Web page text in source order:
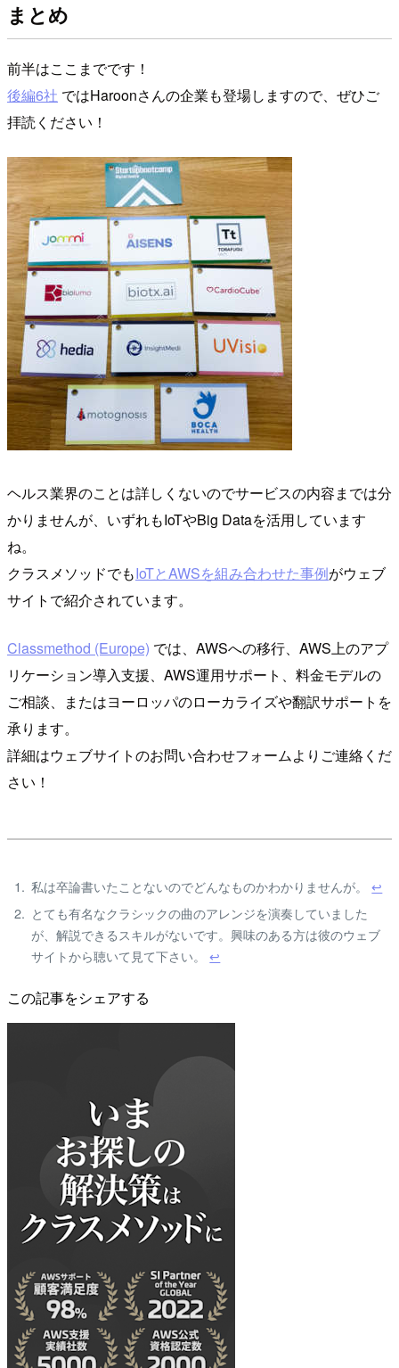
まとめ
前半はここまでです！
後編6社 ではHaroonさんの企業も登場しますので、ぜひご
拝読ください！
ヘルス業界のことは詳しくないのでサービスの内容までは分
かりませんが、いずれもIoTやBig Dataを活用しています
ね。
クラスメソッドでもIoTとAWSを組み合わせた事例がウェブ
サイトで紹介されています。
Classmethod (Europe) では、AWSへの移行、AWS上のアプ
リケーション導入支援、AWS運用サポート、料金モデルの
ご相談、またはヨーロッパのローカライズや翻訳サポートを
承ります。
詳細はウェブサイトのお問い合わせフォームよりご連絡くだ
さい！
私は卒論書いたことないのでどんなものかわかりませんが。↩
とても有名なクラシックの曲のアレンジを演奏していました
が、解説できるスキルがないです。興味のある方は彼のウェブ
サイトから聴いて見て下さい。↩
この記事をシェアする